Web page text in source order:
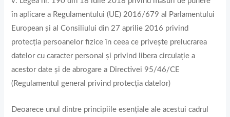
în aplicare a Regulamentului (UE) 2016/679 al Parlamentului
European și al Consiliului din 27 aprilie 2016 privind
protecția persoanelor fizice în ceea ce privește prelucrarea
datelor cu caracter personal și privind libera circulație a
acestor date și de abrogare a Directivei 95/46/CE
(Regulamentul general privind protecția datelor)
Deoarece unul dintre principiile esențiale ale acestui cadrul